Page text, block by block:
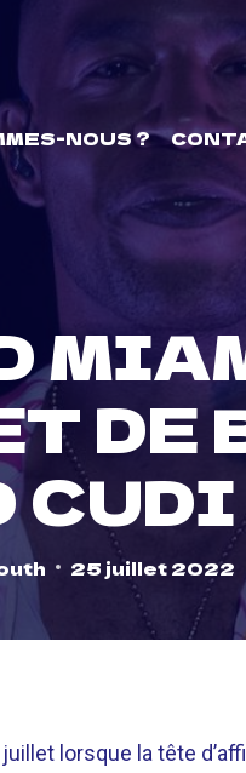
NOUS ?
DE
CUDI
25 juillet 2022
lorsque la tête